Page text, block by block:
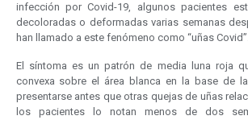
infección por Covid-19, algunos pacientes
decoloradas o deformadas varias semanas
han llamado a este fenómeno como “uñas
El síntoma es un patrón de media luna roja
convexa sobre el área blanca en la base de
presentarse antes que otras quejas de uñas
los pacientes lo notan menos de dos